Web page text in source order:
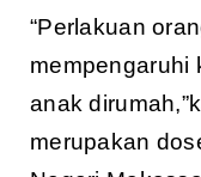
“Perlakuan
mempengaruhi
anak
merupakan